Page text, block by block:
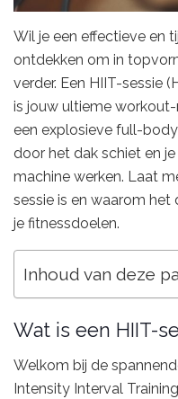
Wil je een effectieve en
ontdekken om in
verder. Een HIIT-sessie
is jouw ultieme workout-
een explosieve full-
door het dak schiet en
machine werken. Laat
sessie is en waarom
je fitnessdoelen.
Inhoud van deze
Wat is een HIIT-
Welkom bij de
Intensity Interval